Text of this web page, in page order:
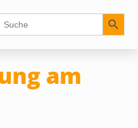
for:
Search Button
am